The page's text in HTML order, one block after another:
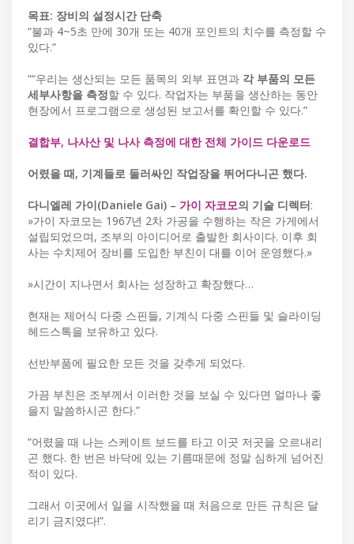
목표: 장비의 설정시간 단축
“불과 4~5초 만에 30개 또는 40개 포인트의 치수를 측정할 수
있다.”
““우리는 생산되는 모든 품목의 외부 표면과 각 부품의 모든
세부사항을 측정할 수 있다. 작업자는 부품을 생산하는 동안
현장에서 프로그램으로 생성된 보고서를 확인할 수 있다.”
결합부, 나사산 및 나사 측정에 대한 전체 가이드 다운로드
어렸을 때, 기계들로 둘러싸인 작업장을 뛰어다니곤 했다.
다니엘레 가이(Daniele Gai) – 가이 자코모의 기술 디렉터:
»가이 자코모는 1967년 2차 가공을 수행하는 작은 가게에서
설립되었으며, 조부의 아이디어로 출발한 회사이다. 이후 회
사는 수치제어 장비를 도입한 부친이 대를 이어 운영했다.»
»시간이 지나면서 회사는 성장하고 확장했다…
현재는 제어식 다중 스핀들, 기계식 다중 스핀들 및 슬라이딩
헤드스톡을 보유하고 있다.
선반부품에 필요한 모든 것을 갖추게 되었다.
가끔 부친은 조부께서 이러한 것을 보실 수 있다면 얼마나 좋
을지 말씀하시곤 한다.”
“어렸을 때 나는 스케이트 보드를 타고 이곳 저곳을 오르내리
곤 했다. 한 번은 바닥에 있는 기름때문에 정말 심하게 넘어진
적이 있다.
그래서 이곳에서 일을 시작했을 때 처음으로 만든 규칙은 달
리기 금지였다!”.